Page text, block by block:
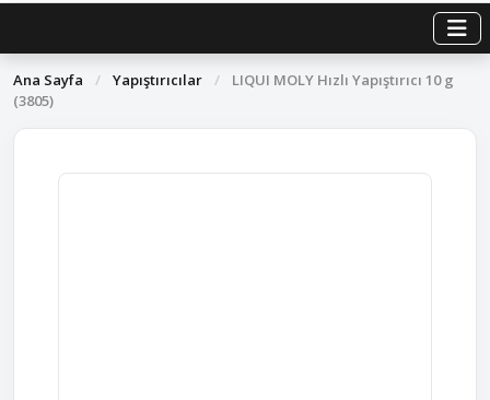
Ana Sayfa / Yapıştırıcılar /
LIQUI MOLY Hızlı Yapıştırıcı 10 g
(3805)